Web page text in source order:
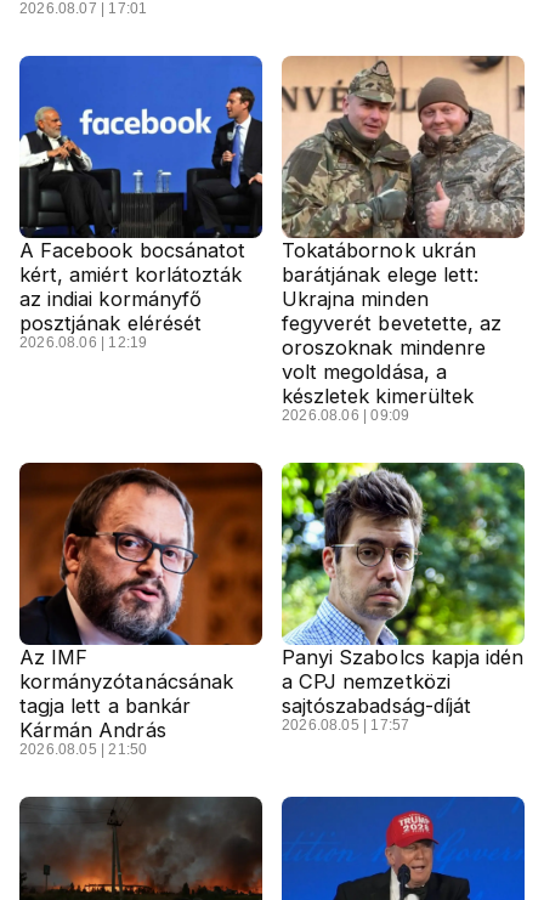
2026.08.07 | 17:01
A Facebook bocsánatot
kért, amiért korlátozták
az indiai kormányfő
posztjának elérését
2026.08.06 | 12:19
Tokatábornok ukrán
barátjának elege lett:
Ukrajna minden
fegyverét bevetette, az
oroszoknak mindenre
volt megoldása, a
készletek kimerültek
2026.08.06 | 09:09
Az IMF
kormányzótanácsának
tagja lett a bankár
Kármán András
2026.08.05 | 21:50
Panyi Szabolcs kapja idén
a CPJ nemzetközi
sajtószabadság-díját
2026.08.05 | 17:57